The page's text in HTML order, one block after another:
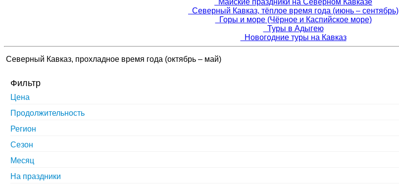
Майские праздники на Северном Кавказе
Северный Кавказ, тёплое время года (июнь – сентябрь)
Горы и море (Чёрное и Каспийское море)
Туры в Адыгею
Новогодние туры на Кавказ
Северный Кавказ, прохладное время года (октябрь – май)
Фильтр
Цена
Продолжительность
Регион
Сезон
Месяц
На праздники